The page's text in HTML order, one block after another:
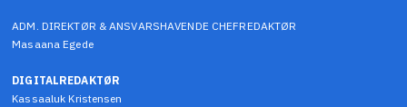
ADM. DIREKTØR & ANSVARSHAVENDE CHEFREDAKTØR
Masaana Egede
DIGITALREDAKTØR
Kassaaluk Kristensen